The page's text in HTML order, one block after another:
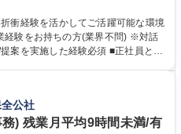
ーにて事務手続等の受付・オペレ
検討・構築等 ≪業務紹介：ご応募前
career/circle/
衝経験を活かしてご活躍可能な環境
経験をお持ちの方(業界不問) ※対話
施した経験必須 ■正社員とし
広いキャリアの選択肢があり、公募
挑戦できるカルチャーが浸透してい
公社
務) 残業月平均9時間未満/有